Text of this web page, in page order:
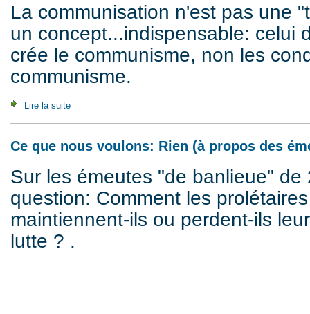
La communisation n'est pas une
un concept...indispensable: celui
crée le communisme, non les
communisme.
Lire la suite
Ce que nous voulons: Rien (à propos des
Sur les émeutes "de banlieue" de
question: Comment les
maintiennent-ils ou perdent-ils
lutte ? .